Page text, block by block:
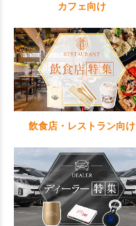
カフェ向け
飲食店・レストラン向け